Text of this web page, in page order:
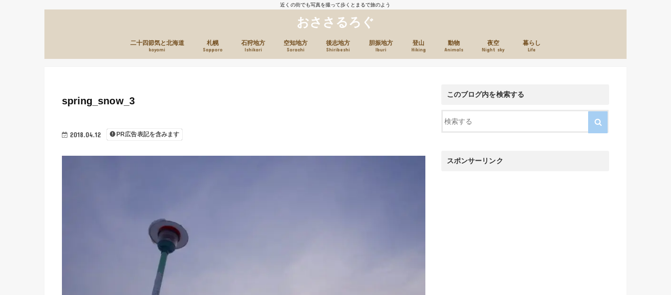
近くの街でも写真を撮って歩くとまるで旅のよう
おささるろぐ
二十四節気と北海道
koyomi
札幌
Sapporo
石狩地方
Ishikari
空知地方
Sorachi
後志地方
Shiribeshi
胆振地方
Iburi
登山
Hiking
動物
Animals
夜空
Night sky
暮らし
Life
2018.04.12 PR広告表記を含みます
spring_snow_3
このブログ内を検索する
スポンサーリンク